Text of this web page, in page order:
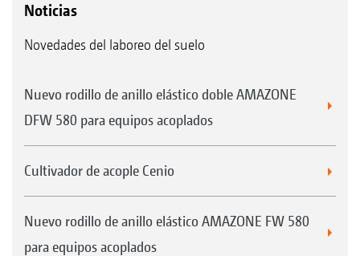
Noticias
Novedades del laboreo del suelo
Nuevo rodillo de anillo elástico doble AMAZONE
DFW 580 para equipos acoplados
Cultivador de acople Cenio
Nuevo rodillo de anillo elástico AMAZONE FW 580
para equipos acoplados